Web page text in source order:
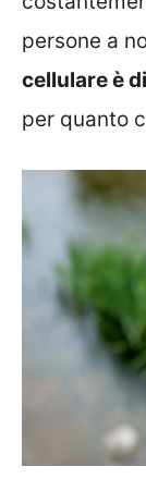
persone a
cellulare è
per quanto